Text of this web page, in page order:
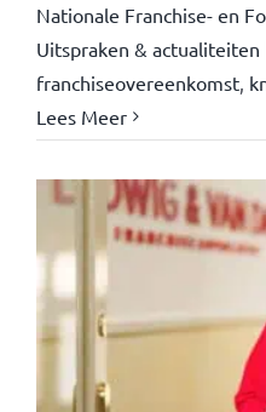
Nationale Franchise- en
Uitspraken & actualiteiten
franchiseovereenkomst,
Lees Meer